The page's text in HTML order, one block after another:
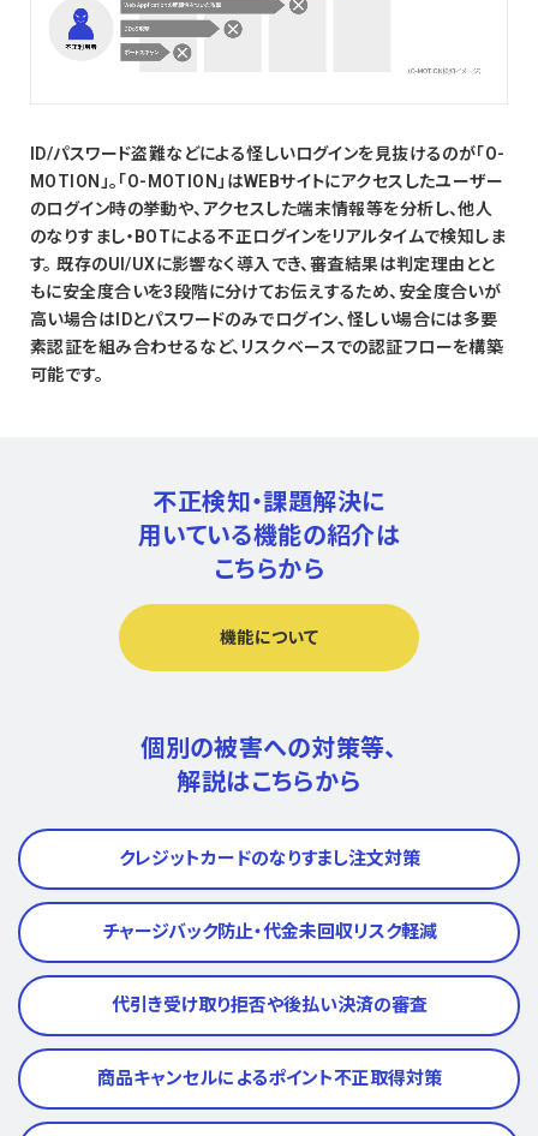
ID/パスワード盗難などによる怪しいログインを見抜けるのが「O-
MOTION」。「O-MOTION」はWEBサイトにアクセスしたユーザー
のログイン時の挙動や、アクセスした端末情報等を分析し、他人
のなりすまし・BOTによる不正ログインをリアルタイムで検知しま
す。 既存のUI/UXに影響なく導入でき、審査結果は判定理由とと
もに安全度合いを3段階に分けてお伝えするため、安全度合いが
高い場合はIDとパスワードのみでログイン、怪しい場合には多要
素認証を組み合わせるなど、リスクベースでの認証フローを構築
可能です。
不正検知・課題解決に
用いている機能の紹介は
こちらから
機能について
個別の被害への対策等、
解説はこちらから
クレジットカードのなりすまし注文対策
チャージバック防止・代金未回収リスク軽減
代引き受け取り拒否や後払い決済の審査
商品キャンセルによるポイント不正取得対策